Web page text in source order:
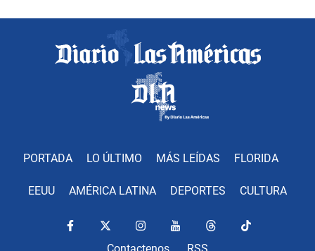
PORTADA LO ÚLTIMO MÁS LEÍDAS FLORIDA
EEUU AMÉRICA LATINA DEPORTES CULTURA